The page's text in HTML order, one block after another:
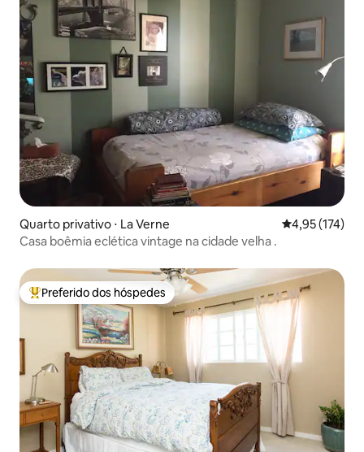
Quarto privativo ⋅ La Verne 4,95 de uma
4,95 (174)
Casa boêmia eclética vintage na cidade velha .
Entre os melhores preferidos dos hóspedes
Preferido dos hóspedes